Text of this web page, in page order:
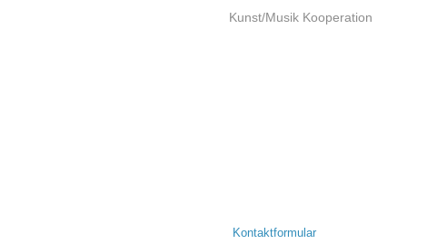
Kunst/Musik Kooperation
Kontaktformular